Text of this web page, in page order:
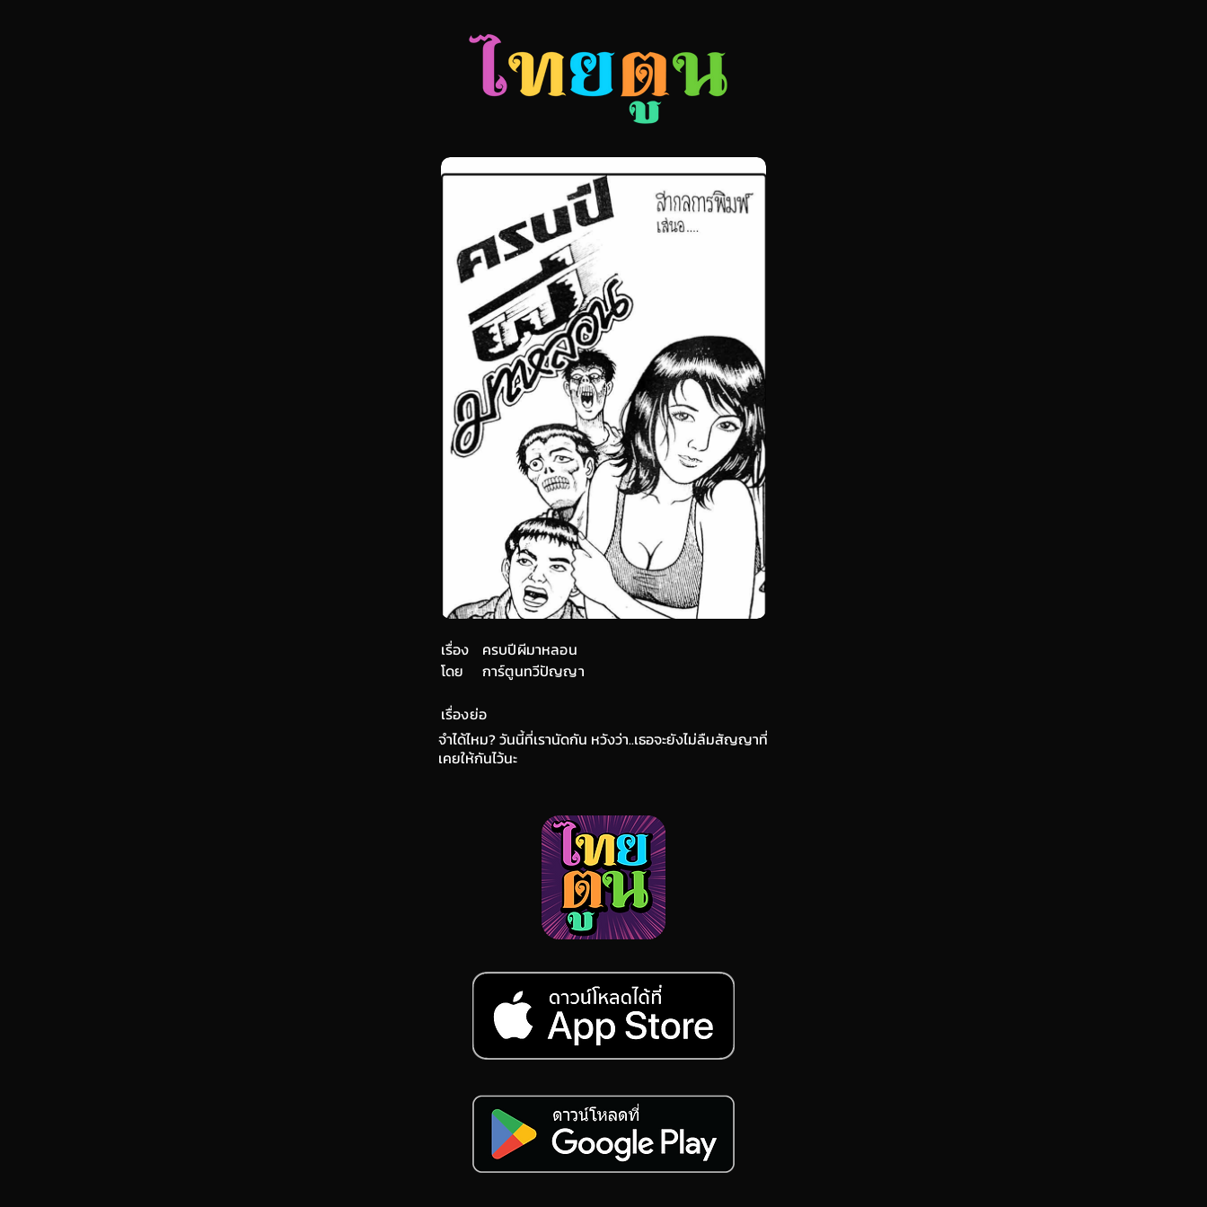
เรื่อง
โดย
ครบปีผีมาหลอน
การ์ตูนทวีปัญญา
เรื่องย่อ
จำได้ไหม? วันนี้ที่เรานัดกัน หวังว่า..เธอจะยังไม่ลืมสัญญาที่
เคยให้กันไว้นะ